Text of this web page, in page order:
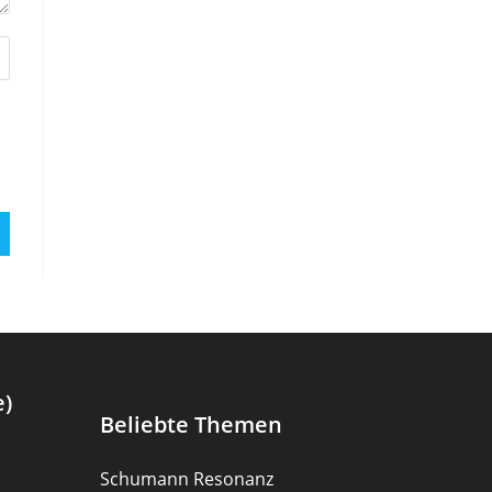
Beliebte Themen
Schumann Resonanz